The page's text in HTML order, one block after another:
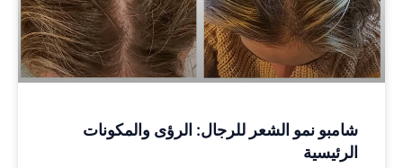
شامبو نمو الشعر للرجال: الرؤى والمكونات
الرئيسية